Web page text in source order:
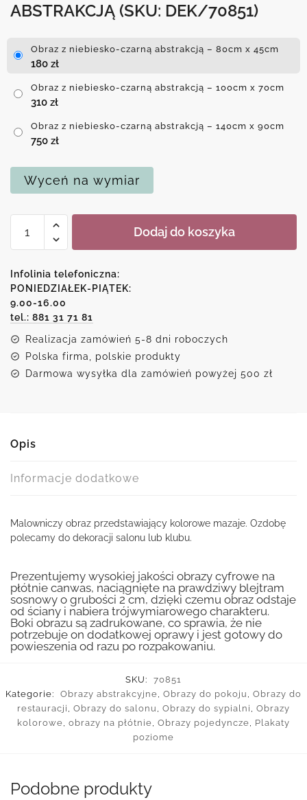
ABSTRAKCJĄ (SKU: DEK/70851)
Obraz z niebiesko-czarną abstrakcją – 80cm x 45cm
180 zł
Obraz z niebiesko-czarną abstrakcją – 100cm x 70cm
310 zł
Obraz z niebiesko-czarną abstrakcją – 140cm x 90cm
750 zł
Wyceń na wymiar
Obraz
niebiesko-
czarną
abstrakcją
Dodaj do koszyka
Infolinia telefoniczna:
PONIEDZIAŁEK-PIĄTEK:
9.00-16.00
tel.: 881 31 71 81
Realizacja zamówień 5-8 dni roboczych
Polska firma, polskie produkty
Darmowa wysyłka dla zamówień powyżej 500 zł
Opis
Informacje dodatkowe
Malowniczy obraz przedstawiający kolorowe mazaje. Ozdobę
polecamy do dekoracji salonu lub klubu.
Prezentujemy wysokiej jakości obrazy cyfrowe na
płótnie canwas, naciągnięte na prawdziwy blejtram
sosnowy o grubości 2 cm, dzięki czemu obraz odstaje
od ściany i nabiera trójwymiarowego charakteru.
Boki obrazu są zadrukowane, co sprawia, że nie
potrzebuje on dodatkowej oprawy i jest gotowy do
powieszenia od razu po rozpakowaniu.
SKU:
70851
Kategorie:
Obrazy abstrakcyjne, Obrazy do pokoju , Obrazy do
restauracji , Obrazy do salonu , Obrazy do sypialni , Obrazy
kolorowe, obrazy na płótnie, Obrazy pojedyncze, Plakaty
poziome
Podobne produkty